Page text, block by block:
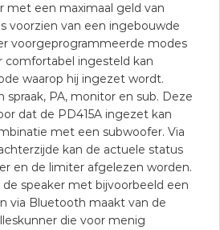
met een maximaal geld van
voorzien van een ingebouwde
voorgeprogrammeerde modes
comfortabel ingesteld kan
waarop hij ingezet wordt.
spraak, PA, monitor en sub. Deze
dat de PD415A ingezet kan
met een subwoofer. Via
kan de actuele status
en de limiter afgelezen worden.
speaker met bijvoorbeeld een
via Bluetooth maakt van de
die voor menig